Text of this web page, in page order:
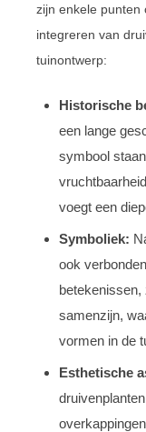
zijn enkele punten
integreren van
tuinontwerp:
Historische
een lange
symbool
voegt een
Symboliek:
ook
betekenissen,
samenzijn,
vormen in de
Esthetische